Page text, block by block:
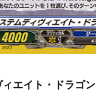
エイト・ドラゴン